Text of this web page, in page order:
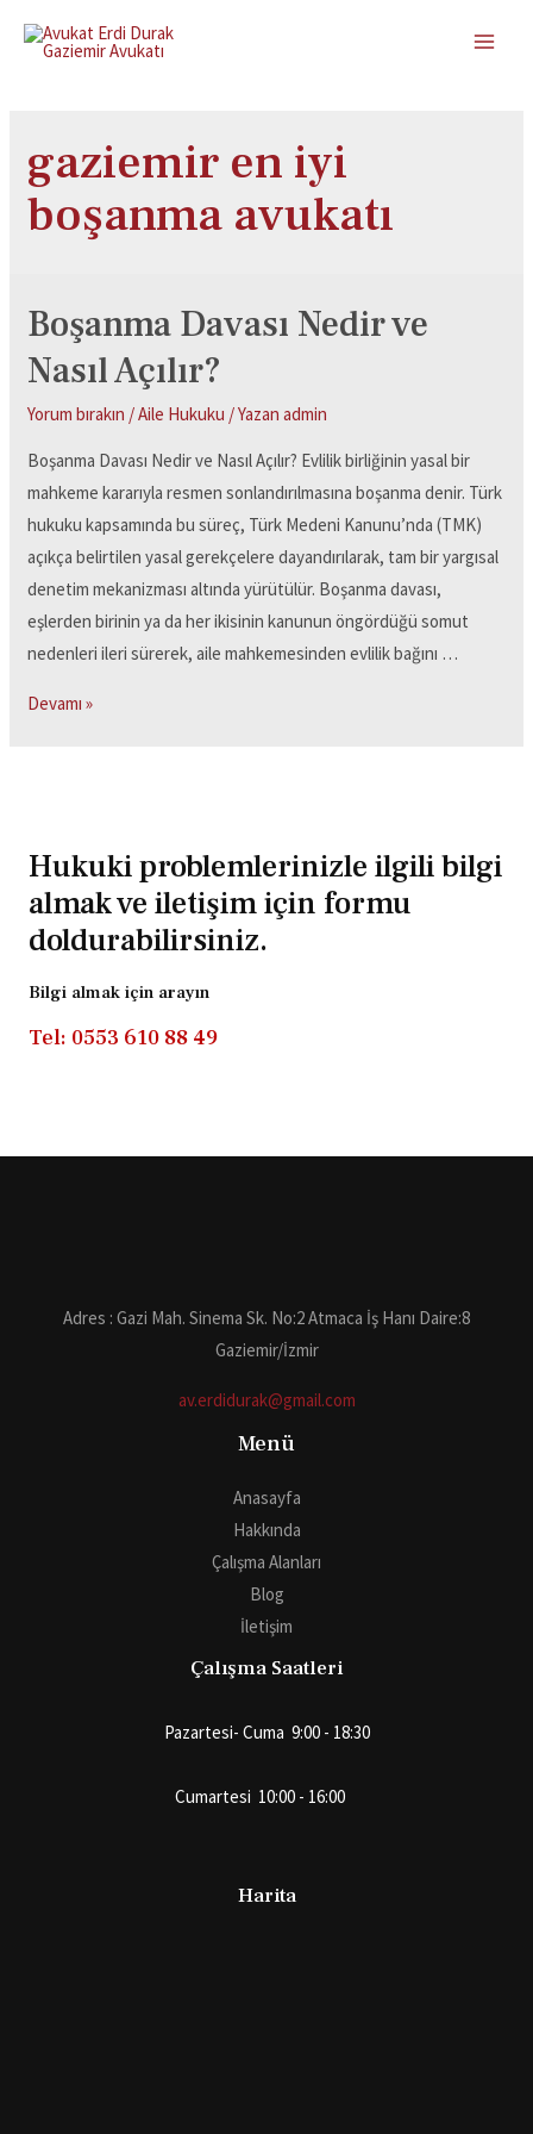
gaziemir en iyi
boşanma avukatı
Boşanma Davası Nedir ve
Nasıl Açılır?
Yorum bırakın /Aile Hukuku / Yazan admin
Boşanma Davası Nedir ve Nasıl Açılır? Evlilik birliğinin yasal bir
mahkeme kararıyla resmen sonlandırılmasına boşanma denir. Türk
hukuku kapsamında bu süreç, Türk Medeni Kanunu’nda (TMK)
açıkça belirtilen yasal gerekçelere dayandırılarak, tam bir yargısal
denetim mekanizması altında yürütülür. Boşanma davası,
eşlerden birinin ya da her ikisinin kanunun öngördüğü somut
nedenleri ileri sürerek, aile mahkemesinden evlilik bağını …
Devamı »
Hukuki problemlerinizle ilgili bilgi
almak ve iletişim için formu
doldurabilirsiniz.
Bilgi almak için arayın
Tel: 0553 610 88 49
Adres : Gazi Mah. Sinema Sk. No:2 Atmaca İş Hanı Daire:8
Gaziemir/İzmir
av.erdidurak@gmail.com
Menü
Anasayfa
Hakkında
Çalışma Alanları
Blog
İletişim
Çalışma Saatleri
Pazartesi- Cuma 9:00 - 18:30
Cumartesi 10:00 - 16:00
Harita